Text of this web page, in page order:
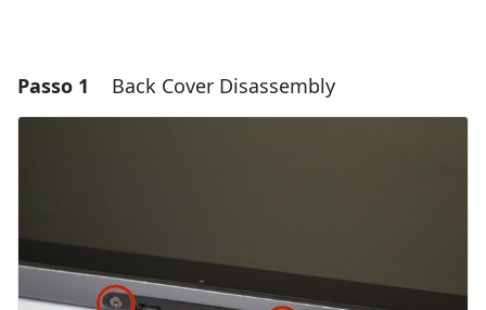
Passo 1 Back Cover Disassembly